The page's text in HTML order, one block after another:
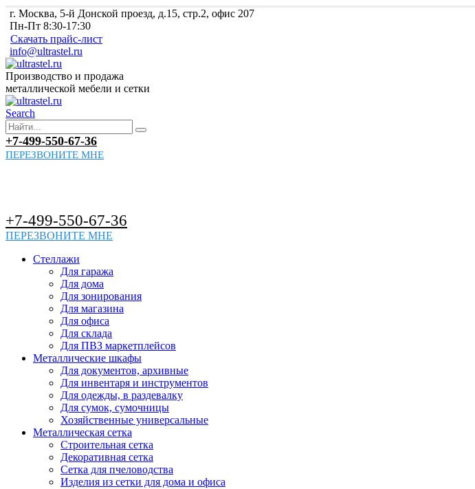
г. Москва, 5-й Донской проезд, д.15, стр.2, офис 207
Пн-Пт 8:30-17:30
Скачать прайс-лист
info@ultrastel.ru
Производство и продажа
металлической мебели и сетки
Search
+7-499-550-67-36
ПЕРЕЗВОНИТЕ МНЕ
+7-499-550-67-36
ПЕРЕЗВОНИТЕ МНЕ
Стеллажи
Для гаража
Для дома
Для зонирования
Для магазина
Для офиса
Для склада
Для ПВЗ маркетплейсов
Металлические шкафы
Для документов, архивные
Для инвентаря и инструментов
Для одежды, в раздевалку
Для сумок, сумочницы
Хозяйственные универсальные
Металлическая сетка
Строительная сетка
Декоративная сетка
Сетка для пчеловодства
Изделия из сетки для дома и офиса